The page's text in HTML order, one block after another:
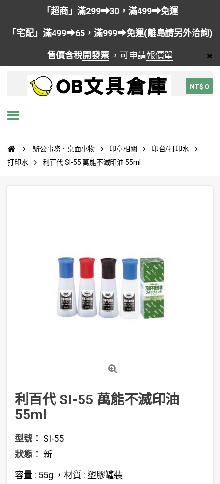
「超商」滿299➡30，滿499➡免運
「宅配」滿499➡65，滿999➡免運(離島請另外洽詢)
售價含稅開發票 ，可申請報價單
NT$ 0
辦公事務．桌面小物 印章相關
印台/打印水
打印水
利百代 SI-55 萬能不滅印油 55ml
利百代 SI-55 萬能不滅印油
55ml
型號： SI-55
狀態： 新
容量 : 55g ，材質 : 塑膠罐裝